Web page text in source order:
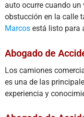
auto ocurre cuando
obstucción en la calle
Marcos está listo para
Abogado de
Los camiones
es una de las
experiencia y